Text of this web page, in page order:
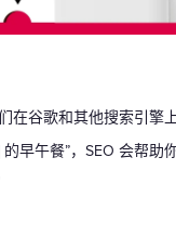
在谷歌和其他搜索引擎
早午餐”，SEO 会帮